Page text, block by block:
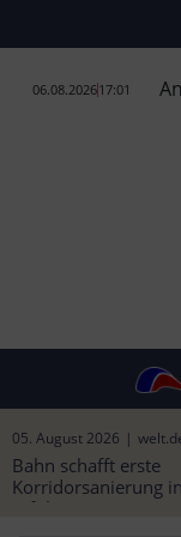
06.08.202617:01
05. August 2026 |
Bahn schafft erste
Korridorsanierung
Erfolg? - WELT